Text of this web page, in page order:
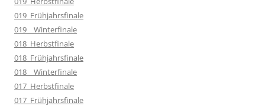
019_Frühjahrsfinale
019__Winterfinale
018_Herbstfinale
018_Frühjahrsfinale
018__Winterfinale
017_Herbstfinale
017_Frühjahrsfinale